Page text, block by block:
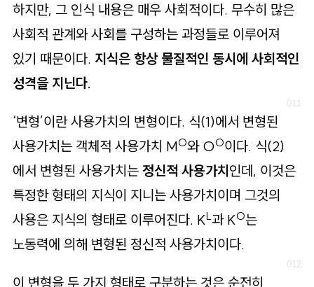
하지만, 그 인식 내용은 매우 사회적이다. 무수히 많은
사회적 관계와 사회를 구성하는 과정들로 이루어져
있기 때문이다. 지식은 항상 물질적인 동시에 사회적인
성격을 지닌다.
‘변형’이란 사용가치의 변형이다. 식(1)에서 변형된
사용가치는 객체적 사용가치 MO와 OO이다. 식(2)
에서 변형된 사용가치는 정신적 사용가치 인데, 이것은
특정한 형태의 지식이 지니는 사용가치이며 그것의
사용은 지식의 형태로 이루어진다. KL과 KO는
노동력에 의해 변형된 정신적 사용가치이다.
이 변형을 두 가지 형태로 구분하는 것은 순전히